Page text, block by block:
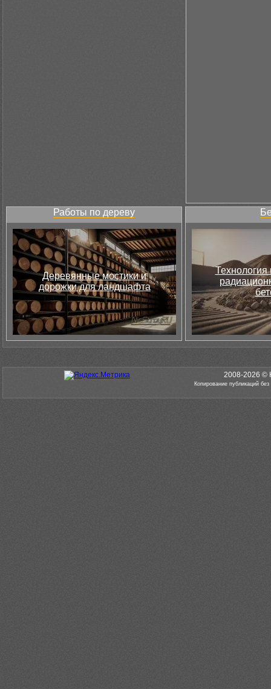
Работы по дереву
Деревянные мостики и
дорожки для ландшафта
Технология
2008-2026 ©
Копирование публикаций